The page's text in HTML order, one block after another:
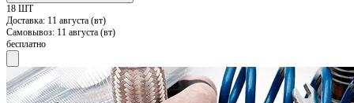
18 ШТ
Доставка: 11 августа (вт)
Самовывоз: 11 августа (вт)
бесплатно